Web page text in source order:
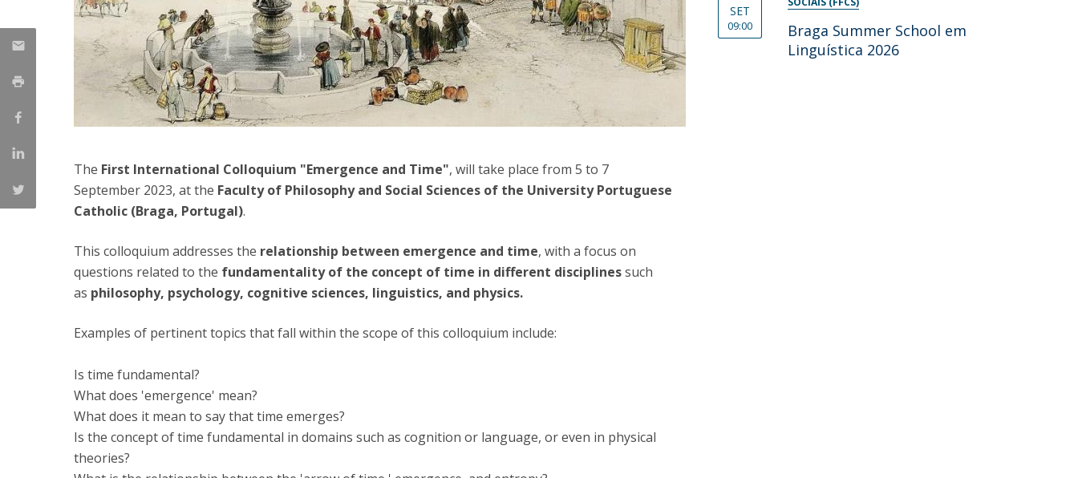
The First International Colloquium "Emergence and Time", will take place from 5 to 7
September 2023, at the Faculty of Philosophy and Social Sciences of the University Portuguese
Catholic (Braga, Portugal).
This colloquium addresses the relationship between emergence and time, with a focus on
questions related to the fundamentality of the concept of time in different disciplinessuch
as philosophy, psychology, cognitive sciences, linguistics, and physics.
Examples of pertinent topics that fall within the scope of this colloquium include:
Is time fundamental?
What does 'emergence' mean?
What does it mean to say that time emerges?
Is the concept of time fundamental in domains such as cognition or language, or even in physical
theories?
SET
09:00
Braga Summer School em
Linguística 2026